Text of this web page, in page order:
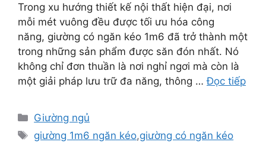
Trong xu hướng thiết kế nội thất hiện đại, nơi
mỗi mét vuông đều được tối ưu hóa công
năng, giường có ngăn kéo 1m6 đã trở thành một
trong những sản phẩm được săn đón nhất. Nó
không chỉ đơn thuần là nơi nghỉ ngơi mà còn là
một giải pháp lưu trữ đa năng, thông …Đọc tiếp
Danh
mục
Giường ngủ
Thẻ
giường 1m6 ngăn kéo,giường có ngăn kéo